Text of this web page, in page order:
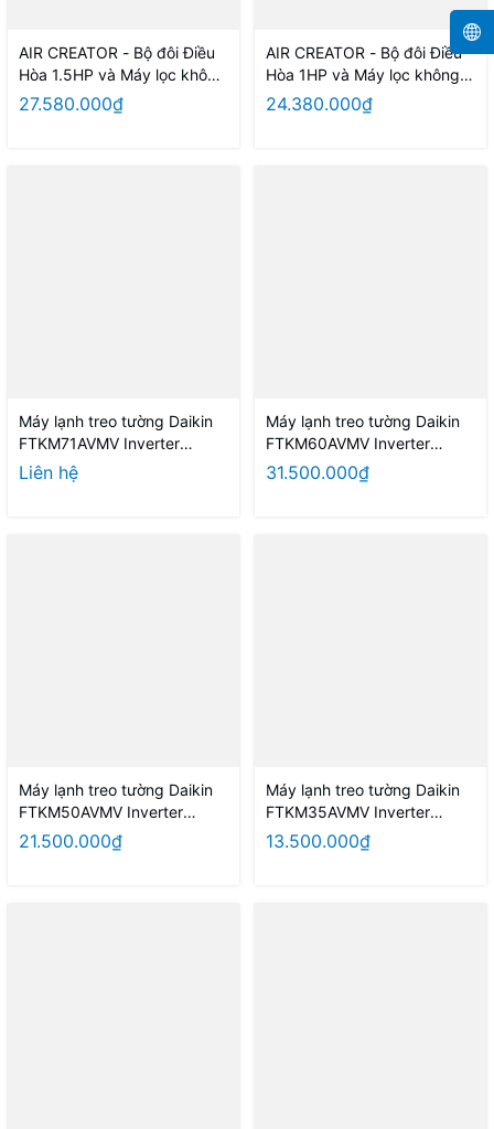
AIR CREATOR - Bộ đôi Điều
Hòa 1.5HP và Máy lọc không
khí khuếch tán hương thơm
27.580.000₫
AIR CREATOR - Bộ đôi Điều
Hòa 1HP và Máy lọc không
khí khuếch tán hương thơm
24.380.000₫
Máy lạnh treo tường Daikin
FTKM71AVMV Inverter
3.0HP Model 2026 - Thái
Liên hệ
Máy lạnh treo tường Daikin
FTKM60AVMV Inverter
2.5HP Model 2026
31.500.000₫
Máy lạnh treo tường Daikin
FTKM50AVMV Inverter
2.0HP Model 2026 ( Thái
21.500.000₫
Máy lạnh treo tường Daikin
FTKM35AVMV Inverter
1.5HP Model 2026 Thái Lan
13.500.000₫